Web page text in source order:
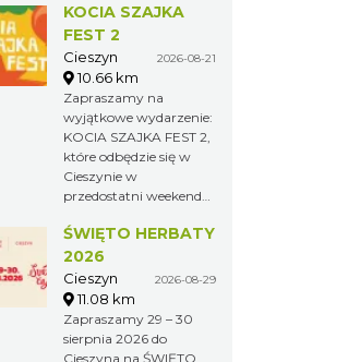
KOCIA SZAJKA
FEST 2
Cieszyn 2026-08-21
10.66 km
Zapraszamy na
wyjątkowe wydarzenie:
KOCIA SZAJKA FEST 2,
które odbędzie się w
Cieszynie w
przedostatni weekend
2026 r.
ŚWIĘTO HERBATY
2026
Cieszyn 2026-08-29
11.08 km
Zapraszamy 29 – 30
sierpnia 2026 do
Cieszyna na ŚWIĘTO